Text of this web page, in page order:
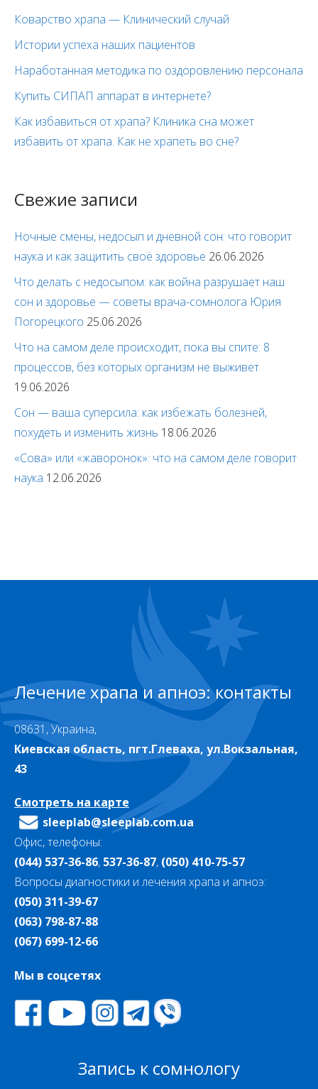
Коварство храпа — Клинический случай
Истории успеха наших пациентов
Наработанная методика по оздоровлению персонала
Купить СИПАП аппарат в интернете?
Как избавиться от храпа? Клиника сна может
избавить от храпа. Как не храпеть во сне?
Свежие записи
Ночные смены, недосып и дневной сон: что говорит
наука и как защитить своё здоровье 26.06.2026
Что делать с недосыпом: как война разрушает наш
сон и здоровье — советы врача-сомнолога Юрия
Погорецкого 25.06.2026
Что на самом деле происходит, пока вы спите: 8
процессов, без которых организм не выживет
19.06.2026
Сон — ваша суперсила: как избежать болезней,
похудеть и изменить жизнь 18.06.2026
«Сова» или «жаворонок»: что на самом деле говорит
наука 12.06.2026
Лечение храпа и апноэ: контакты
08631, Украина,
Киевская область, пгт.Глеваха, ул.Вокзальная,
43
Смотреть на карте
sleeplab@sleeplab.com.ua
Офис, телефоны:
(044) 537-36-86, 537-36-87, (050) 410-75-57
Вопросы диагностики и лечения храпа и апноэ:
(050) 311-39-67
(063) 798-87-88
(067) 699-12-66
Мы в соцсетях
Запись к сомнологу